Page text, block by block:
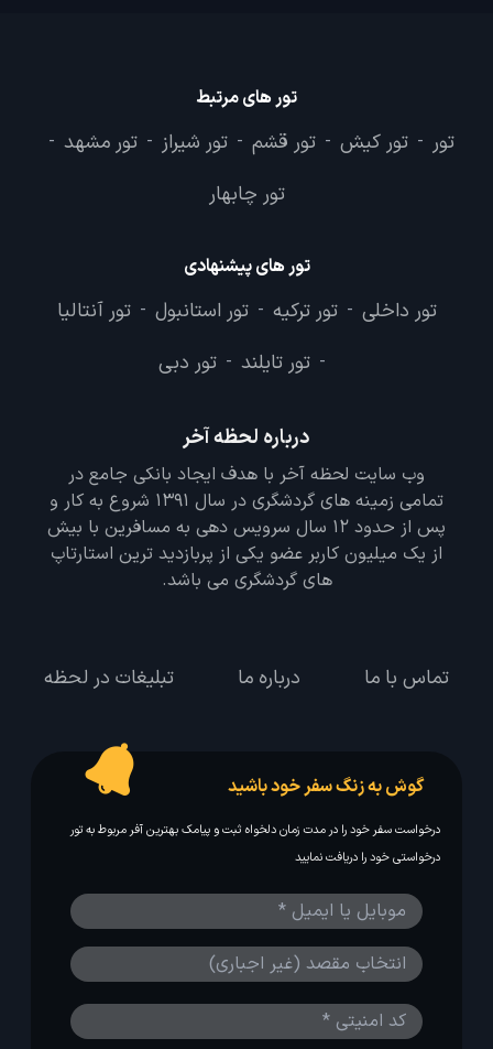
تور های مرتبط
تور - تور کیش - تور قشم - تور شیراز - تور مشهد -
تور چابهار
تور های پیشنهادی
تور داخلی - تور ترکیه - تور استانبول - تور آنتالیا
- تور تایلند - تور دبی
درباره لحظه آخر
وب سایت لحظه آخر با هدف ایجاد بانکی جامع در
تمامی زمینه های گردشگری در سال 1391 شروع به کار و
پس از حدود 12 سال سرویس دهی به مسافرین با بیش
از یک میلیون کاربر عضو یکی از پربازدید ترین استارتاپ
های گردشگری می باشد.
تماس با ما درباره ما تبلیغات در لحظه
گوش به زنگ سفر خود باشید
درخواست سفر خود را در مدت زمان دلخواه ثبت و پیامک بهترین آفر مربوط به تور
درخواستی خود را دریافت نمایید